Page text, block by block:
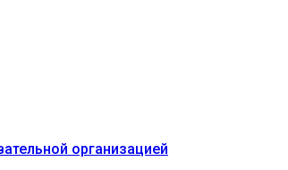
организацией